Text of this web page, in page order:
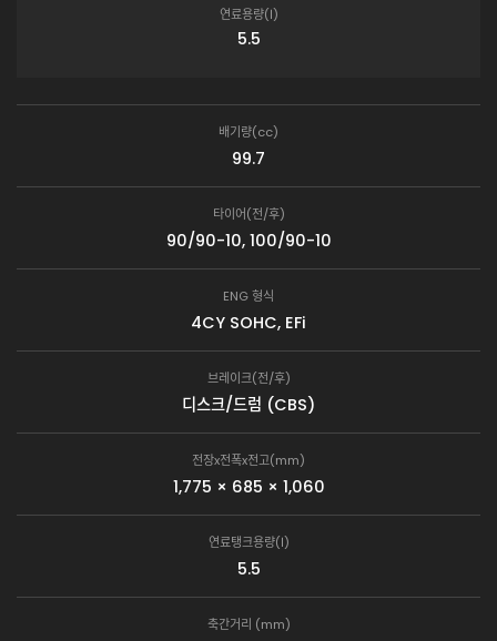
연료용량(ℓ)
5.5
배기량(cc)
99.7
타이어(전/후)
90/90-10, 100/90-10
ENG 형식
4CY SOHC, EFi
브레이크(전/후)
디스크/드럼 (CBS)
전장x전폭x전고(mm)
1,775 × 685 × 1,060
연료탱크용량(ℓ)
5.5
축간거리 (mm)